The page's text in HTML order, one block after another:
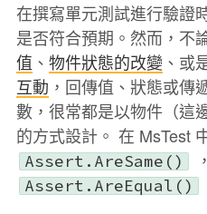
在撰寫單元測試進行驗證
是否符合預期。然而，不
值 、 物件狀態的改變 、或
互動 ，回傳值、狀態或傳
數，很常都是以物件（這
的方式設計。 在 MsTest
Assert.AreSame()
Assert.AreEqual()